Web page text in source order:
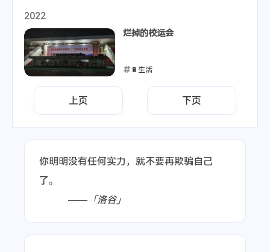
2022
烂掉的校运会
🔋生活
2022-11-27
上页 下页
你明明没有任何实力，就不要再欺骗自己
了。
——「洛谷」